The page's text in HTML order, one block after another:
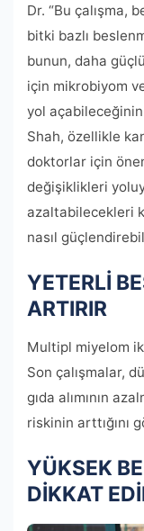
Dr. “Bu çalışma,
bitki bazlı
bunun, daha
için mikrobiyom
yol açabileceğinin
Shah, özellikle
doktorlar için
değişiklikleri
azaltabilecekleri
nasıl
YETERLİ
ARTIRIR
Multipl miyelom
Son çalışmalar,
gıda alımının
riskinin arttığını
YÜKSEK
DİKKAT